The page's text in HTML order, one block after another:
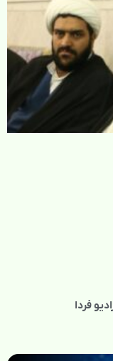
فردا